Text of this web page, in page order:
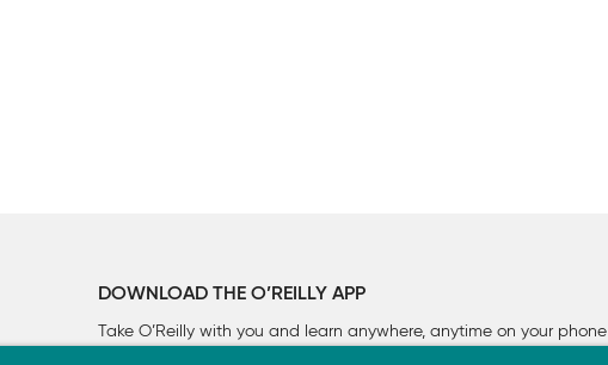
DOWNLOAD THE O’REILLY APP
Take O’Reilly with you and learn anywhere, anytime on your phone